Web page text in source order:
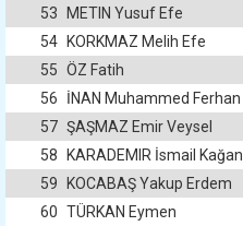
53
METIN Yusuf Efe
54
KORKMAZ Melih Efe
55 ÖZ Fatih
56
İNAN Muhammed Ferhan
57 ŞAŞMAZ Emir Veysel
58
KARADEMIR İsmail Kağan
59
KOCABAŞ Yakup Erdem
60 TÜRKAN Eymen